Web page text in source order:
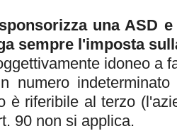
una ASD
sempre l'imposta
idoneo a
numero
è riferibile al terzo
90 non si applica.